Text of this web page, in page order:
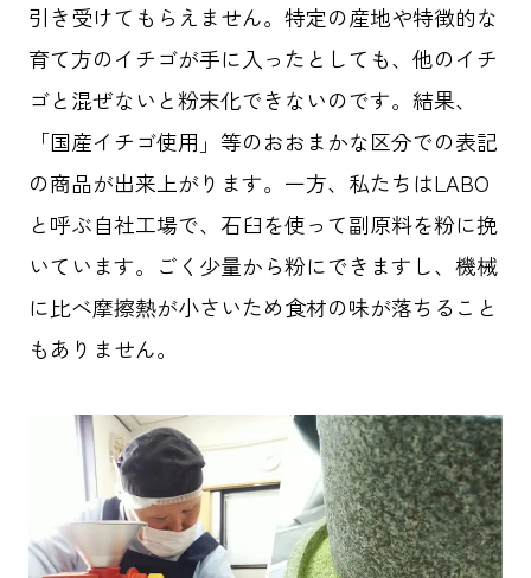
引き受けてもらえません。特定の産地や特徴的な
育て方のイチゴが手に入ったとしても、他のイチ
ゴと混ぜないと粉末化できないのです。結果、
「国産イチゴ使用」等のおおまかな区分での表記
の商品が出来上がります。一方、私たちはLABO
と呼ぶ自社工場で、石臼を使って副原料を粉に挽
いています。ごく少量から粉にできますし、機械
に比べ摩擦熱が小さいため食材の味が落ちること
もありません。